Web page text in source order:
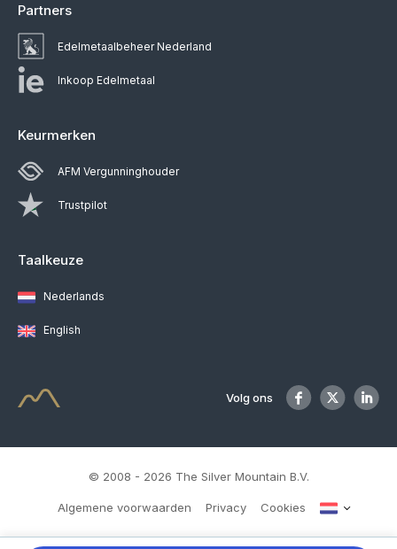
Partners
Edelmetaalbeheer Nederland
Inkoop Edelmetaal
Keurmerken
AFM Vergunninghouder
Trustpilot
Taalkeuze
Nederlands
English
Volg ons
© 2008 - 2026 The Silver Mountain B.V.
Algemene voorwaarden Privacy Cookies